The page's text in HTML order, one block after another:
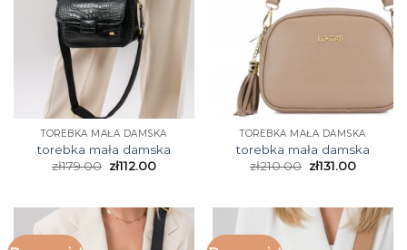
TOREBKA MAŁA DAMSKA
torebka mała damska
zł179.00 zł112.00
TOREBKA MAŁA DAMSKA
torebka mała damska
zł210.00 zł131.00